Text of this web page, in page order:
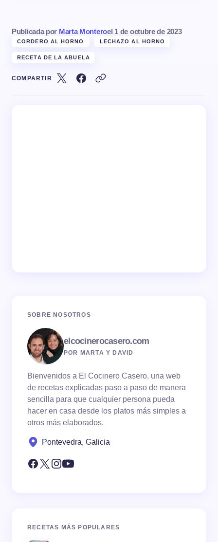
Publicada por Marta Monteroel 1 de octubre de 2023
CORDERO AL HORNO LECHAZO AL HORNO
RECETA DE LA ABUELA
COMPARTIR
SOBRE NOSOTROS
elcocinerocasero.com
POR MARTA Y DAVID
Bienvenidos a El Cocinero Casero, una web
de recetas explicadas paso a paso de manera
sencilla para que cualquier persona pueda
hacer en casa desde los platos más simples a
otros más elaborados.
Pontevedra, Galicia
RECETAS MÁS POPULARES